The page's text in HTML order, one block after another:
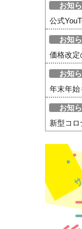
お知
公式
お知
価格改定
お知
年末年始
お知
新型コ